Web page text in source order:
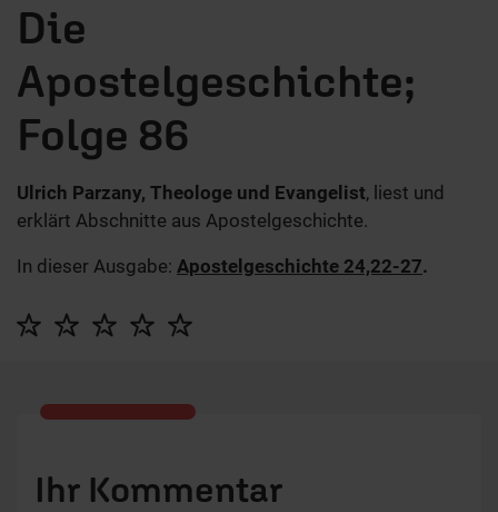
Die
Apostelgeschichte;
Folge 86
Ulrich Parzany, Theologe und Evangelist, liest und
erklärt Abschnitte aus Apostelgeschichte.
In dieser Ausgabe: Apostelgeschichte 24,22-27.
Ihr Kommentar